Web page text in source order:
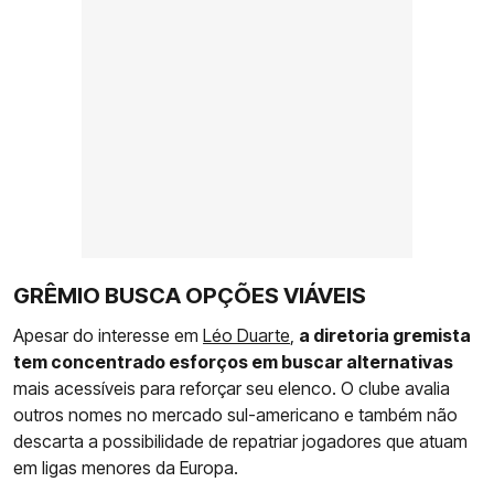
GRÊMIO BUSCA OPÇÕES VIÁVEIS
Apesar do interesse em Léo Duarte, a diretoria gremista
tem concentrado esforços em buscar alternativas
mais acessíveis para reforçar seu elenco. O clube avalia
outros nomes no mercado sul-americano e também não
descarta a possibilidade de repatriar jogadores que atuam
em ligas menores da Europa.